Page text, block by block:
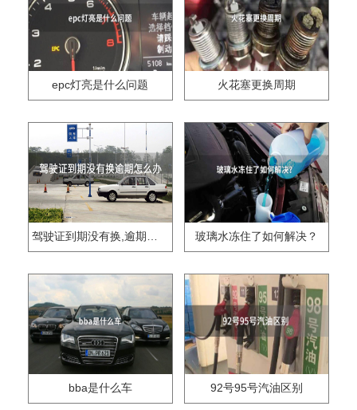
epc灯亮是什么问题 火花塞更换周期
驾驶证到期没有换,逾期怎么办?? 玻璃水冻住了如何解决？
bba是什么车 92号95号汽油区别